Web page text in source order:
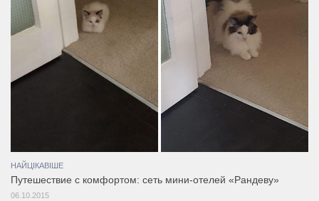
НАЙЦІКАВІШЕ
Путешествие с комфортом: сеть мини-отелей «Рандеву»
06.10.2015